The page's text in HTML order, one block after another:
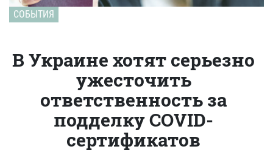
СОБЫТИЯ
В Украине хотят серьезно
ужесточить
ответственность за
подделку COVID-
сертификатов